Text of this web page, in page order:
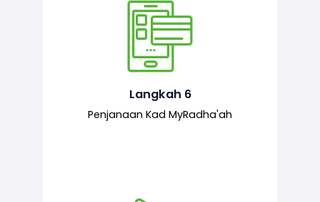
Langkah 6
Penjanaan Kad MyRadha'ah
Setelah permohonan diluluskan, kad
MyRadha’ah akan dijana.